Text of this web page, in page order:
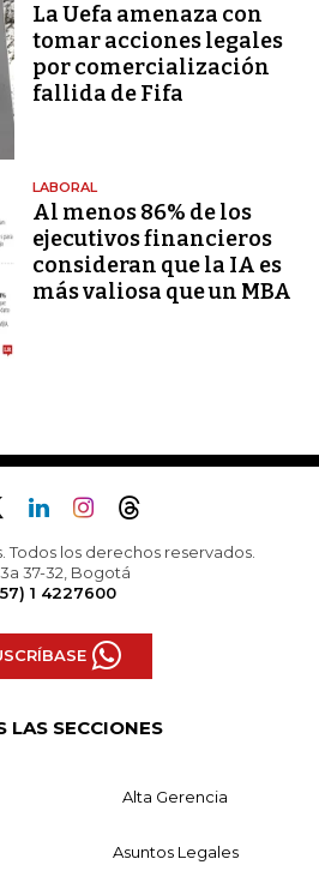
La Uefa amenaza con
tomar acciones legales
por comercialización
fallida de Fifa
LABORAL
Al menos 86% de los
ejecutivos financieros
consideran que la IA es
más valiosa que un MBA
Todos los derechos reservados.
37-32, Bogotá
1 4227600
LAS SECCIONES
Alta Gerencia
Asuntos Legales